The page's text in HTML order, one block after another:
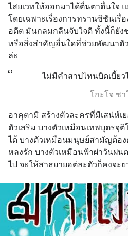
ไสยเวทให้ออกมาได้ตื่นตาตื่นใจ
โดยเฉพาะเรื่องการทรานซิชันเรื่
อดีต มันกลมกลืนจับใจดี ทั้งนี้ก็ยัง
หรือสิ่งสำคัญอื่นใดที่ช่วยพัฒนาตั
ล่ะ
ไม่มีคำสาปไหนบิดเบี้ยว
โกะโจ ซา
อาคุตามิ สร้างตัวละครที่มีเสน่ห์เ
ตัวเสริม บางตัวเหมือนเทพบุตรจุ
ได้ บางตัวเหมือนมนุษย์สามัญต้อง
หลงรัก บางตัวเหมือนฟ้าผ่าวันฝน
ไป จะให้สาธยายอต่ละตัวก็คงจะ